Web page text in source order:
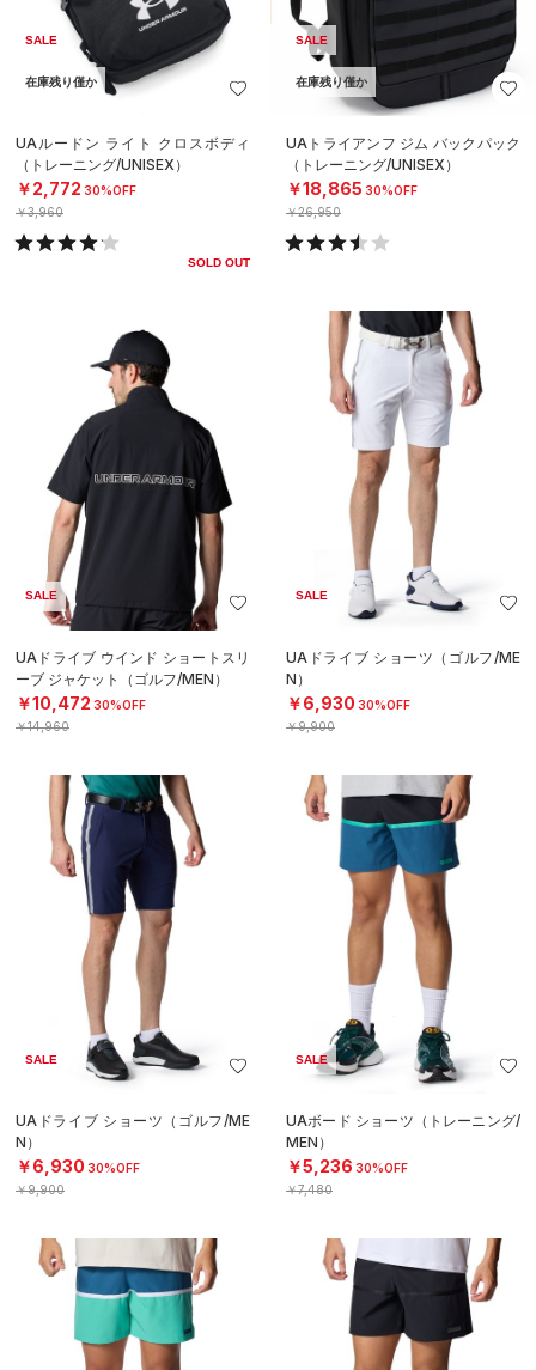
SALE
在庫残り僅か
UAルードン ライト クロスボディ
（トレーニング/UNISEX）
￥2,772 30%OFF
￥3,960
SOLD OUT
SALE
在庫残り僅か
UAトライアンフ ジム バックパック
（トレーニング/UNISEX）
￥18,865 30%OFF
￥26,950
SALE
UAドライブ ウインド ショートスリ
ーブ ジャケット（ゴルフ/MEN）
￥10,472 30%OFF
￥14,960
SALE
UAドライブ ショーツ（ゴルフ/ME
N）
￥6,930 30%OFF
￥9,900
SALE
UAドライブ ショーツ（ゴルフ/ME
N）
￥6,930 30%OFF
￥9,900
SALE
UAボード ショーツ（トレーニング/
MEN）
￥5,236 30%OFF
￥7,480